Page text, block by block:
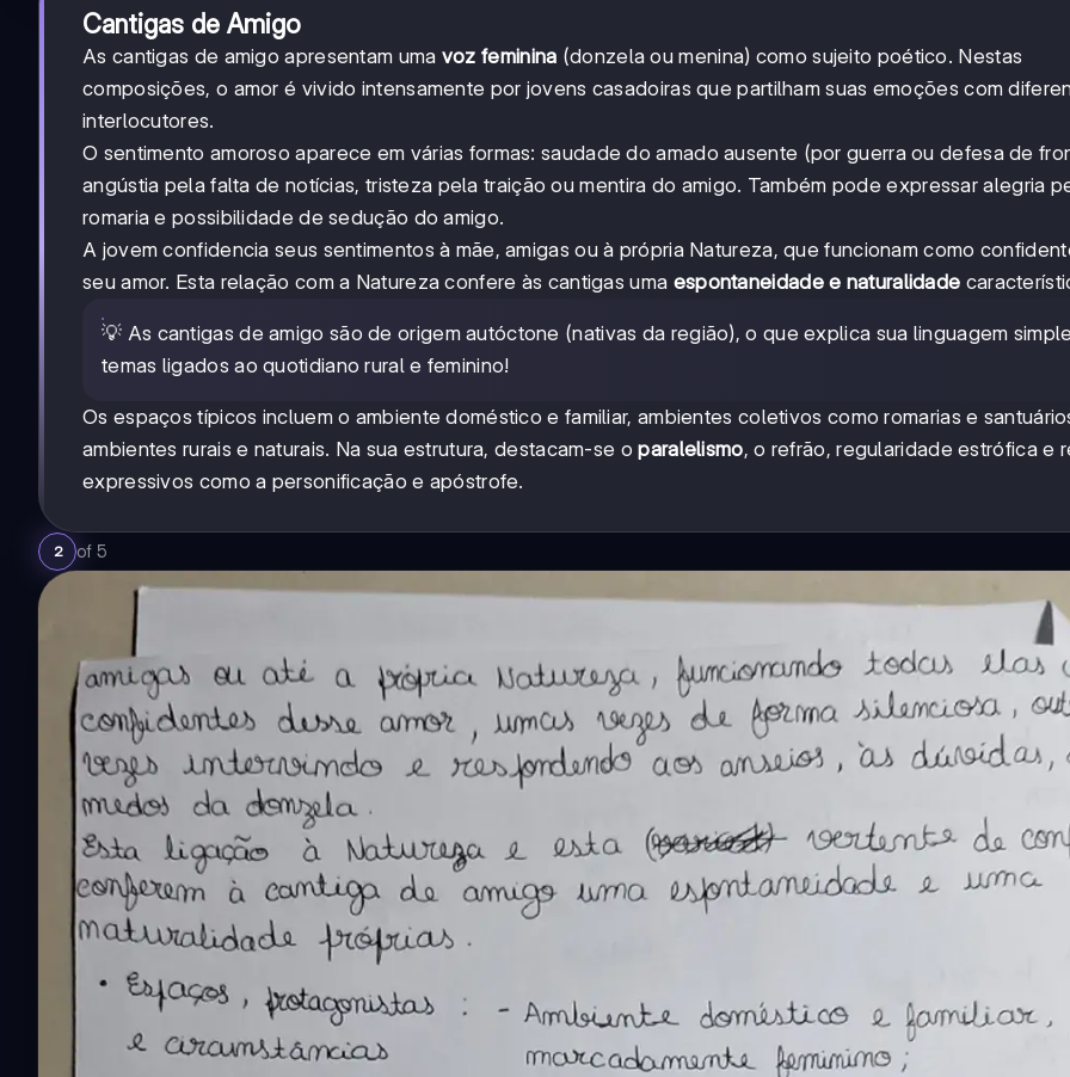
Cantigas de Amigo
As cantigas de amigo apresentam uma voz feminina (donzela ou menina) como sujeito poético. Nestas
composições, o amor é vivido intensamente por jovens casadoiras que partilham suas emoções com
interlocutores.
O sentimento amoroso aparece em várias formas: saudade do amado ausente (por guerra ou defesa de
angústia pela falta de notícias, tristeza pela traição ou mentira do amigo. Também pode expressar alegria
romaria e possibilidade de sedução do amigo.
A jovem confidencia seus sentimentos à mãe, amigas ou à própria Natureza, que funcionam como
seu amor. Esta relação com a Natureza confere às cantigas uma espontaneidade e naturalidade
💡 As cantigas de amigo são de origem autóctone (nativas da região), o que explica sua linguagem
temas ligados ao quotidiano rural e feminino!
Os espaços típicos incluem o ambiente doméstico e familiar, ambientes coletivos como romarias e
ambientes rurais e naturais. Na sua estrutura, destacam-se oparalelismo, o refrão, regularidade estrófica e
expressivos como a personificação e apóstrofe.
2 of 5